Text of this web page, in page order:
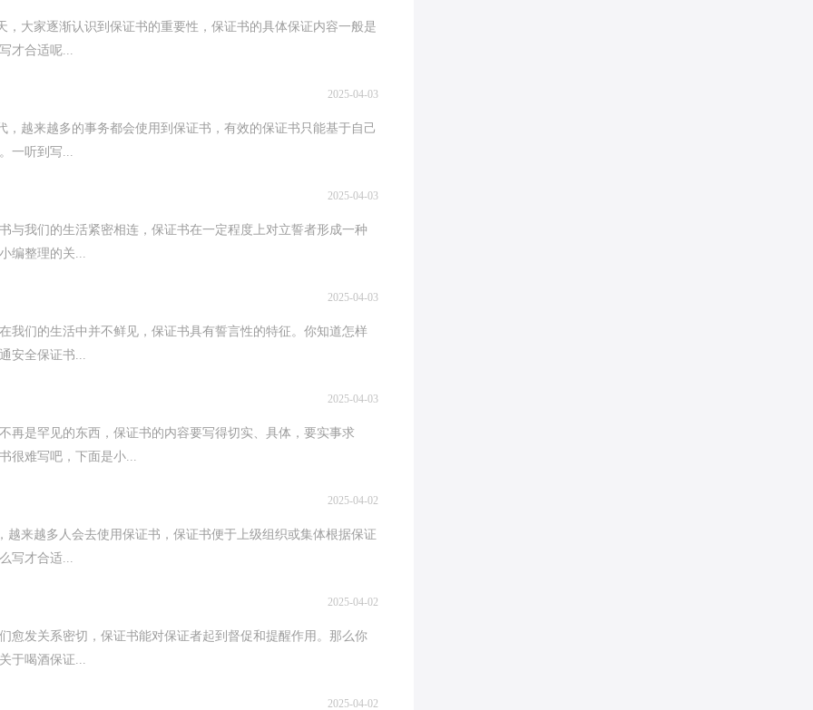
大家逐渐认识到保证书的重要性，保证书的具体保证内容一般是
才合适呢...
2025-04-03
越来越多的事务都会使用到保证书，有效的保证书只能基于自己
一听到写...
2025-04-03
与我们的生活紧密相连，保证书在一定程度上对立誓者形成一种
编整理的关...
2025-04-03
我们的生活中并不鲜见，保证书具有誓言性的特征。你知道怎样
安全保证书...
2025-04-03
再是罕见的东西，保证书的内容要写得切实、具体，要实事求
很难写吧，下面是小...
2025-04-02
来越多人会去使用保证书，保证书便于上级组织或集体根据保证
写才合适...
2025-04-02
愈发关系密切，保证书能对保证者起到督促和提醒作用。那么你
于喝酒保证...
2025-04-02